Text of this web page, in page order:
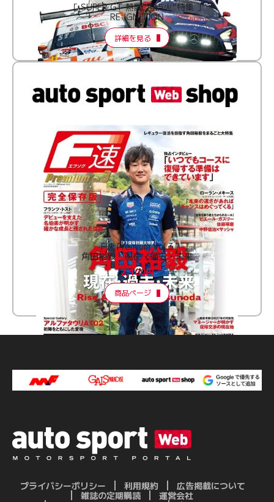
［ SUPER GT 熱闘“再点火”特集 ］
RE:IGNITION
詳細を見る
F速 Premium Vol.3
角田裕毅 現在・過去・未来
2,100円
商品ページ
プライバシーポリシー 利用規約
広告掲載について
雑誌の定期購読
運営会社